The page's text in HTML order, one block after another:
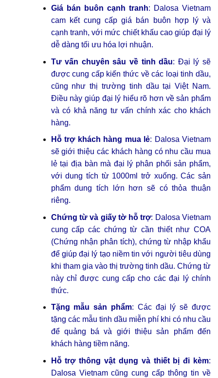
Giá bán buôn cạnh tranh: Dalosa Vietnam
cam kết cung cấp giá bán buôn hợp lý và
cạnh tranh, với mức chiết khấu cao giúp đại lý
dễ dàng tối ưu hóa lợi nhuận.
Tư vấn chuyên sâu về tinh dầu: Đại lý sẽ
được cung cấp kiến thức về các loại tinh dầu,
cũng như thị trường tinh dầu tại Việt Nam.
Điều này giúp đại lý hiểu rõ hơn về sản phẩm
và có khả năng tư vấn chính xác cho khách
hàng.
Hỗ trợ khách hàng mua lẻ: Dalosa Vietnam
sẽ giới thiệu các khách hàng có nhu cầu mua
lẻ tại địa bàn mà đại lý phân phối sản phẩm,
với dung tích từ 1000ml trở xuống. Các sản
phẩm dung tích lớn hơn sẽ có thỏa thuận
riêng.
Chứng từ và giấy tờ hỗ trợ: Dalosa Vietnam
cung cấp các chứng từ cần thiết như COA
(Chứng nhận phân tích), chứng từ nhập khẩu
để giúp đại lý tạo niềm tin với người tiêu dùng
khi tham gia vào thị trường tinh dầu. Chứng từ
này chỉ được cung cấp cho các đại lý chính
thức.
Tặng mẫu sản phẩm: Các đại lý sẽ được
tặng các mẫu tinh dầu miễn phí khi có nhu cầu
để quảng bá và giới thiệu sản phẩm đến
khách hàng tiềm năng.
Hỗ trợ thông vật dụng và thiết bị đi kèm:
Dalosa Vietnam cũng cung cấp thông tin về